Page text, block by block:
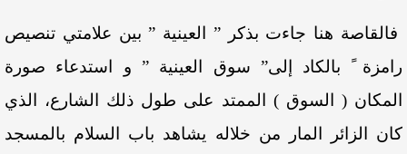
فالقاصة هنا جاءت بذكر ” العينية ” بين علامتي تنصيص
رامزة ً بالكاد إلى” سوق العينية ” و استدعاء صورة
المكان ( السوق ) الممتد على طول ذلك الشارع، الذي
كان الزائر المار من خلاله يشاهد باب السلام بالمسجد